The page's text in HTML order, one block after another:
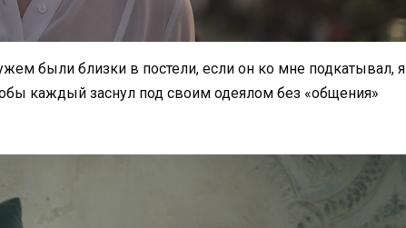
были близки в постели, если он ко мне подкатывал, я
каждый заснул под своим одеялом без «общения»